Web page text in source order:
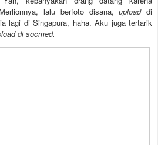
lalu berfoto disana,uploaddi
lagi di Singapura, haha. Aku juga tertarik
di socmed.